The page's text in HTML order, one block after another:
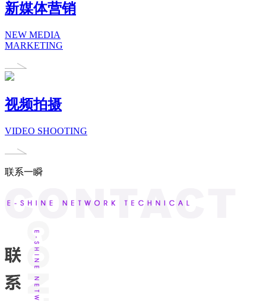
新媒体营销
NEW MEDIA
MARKETING
视频拍摄
VIDEO SHOOTING
联系一瞬